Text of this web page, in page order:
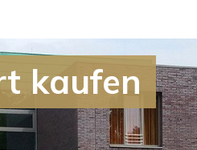
kaufen